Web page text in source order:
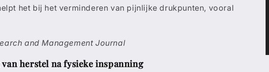
het bij het verminderen van pijnlijke drukpunten, vooral
and Management Journal
herstel na fysieke inspanning